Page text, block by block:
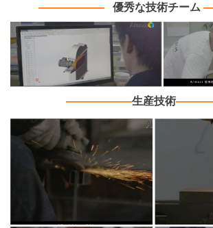
—————— 優秀な技術チーム
——————生産技術———